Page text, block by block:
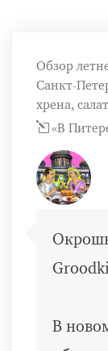
Обзор
Санкт-
хрена,
«В
В